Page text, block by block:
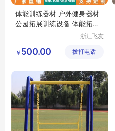
体能训练器材 户外健身器材
公园拓展训练设备 体能拓展
浙江飞友
有限公司
￥ 500.00 拨打电话